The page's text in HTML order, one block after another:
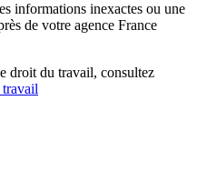
informations inexactes ou une
de votre agence France
droit du travail, consultez
travail